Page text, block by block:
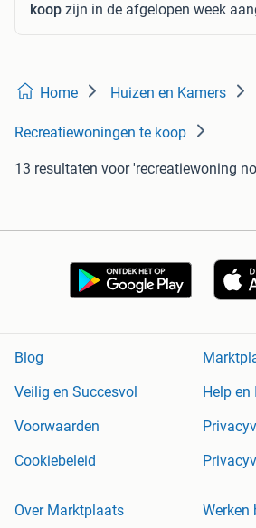
koop zijn in de afgelopen week
Home Huizen en Kamers
Recreatiewoningen te koop
13 resultaten voor 'recreatiewoning
Blog
Veilig en Succesvol
Help en
Voorwaarden
Cookiebeleid
Over Marktplaats Werken